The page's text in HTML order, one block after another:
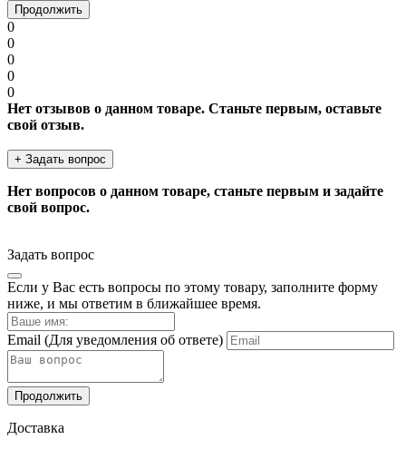
Продолжить
0
0
0
0
0
Нет отзывов о данном товаре. Станьте первым, оставьте
свой отзыв.
+ Задать вопрос
Нет вопросов о данном товаре, станьте первым и задайте
свой вопрос.
Задать вопрос
Если у Вас есть вопросы по этому товару, заполните форму
ниже, и мы ответим в ближайшее время.
Email (Для уведомления об ответе)
Продолжить
Доставка